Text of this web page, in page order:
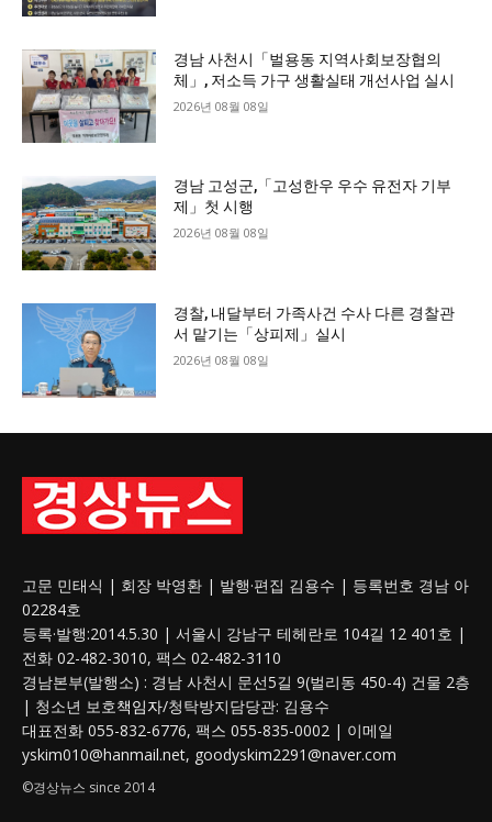
경남 사천시「벌용동 지역사회보장협의
체」, 저소득 가구 생활실태 개선사업 실시
2026년 08월 08일
경남 고성군,「고성한우 우수 유전자 기부
제」첫 시행
2026년 08월 08일
경찰, 내달부터 가족사건 수사 다른 경찰관
서 맡기는「상피제」실시
2026년 08월 08일
고문 민태식 | 회장 박영환 | 발행·편집 김용수 | 등록번호 경남 아
02284호
등록·발행:2014.5.30 | 서울시 강남구 테헤란로 104길 12 401호 |
전화 02-482-3010, 팩스 02-482-3110
경남본부(발행소) : 경남 사천시 문선5길 9(벌리동 450-4) 건물 2층
| 청소년 보호책임자/청탁방지담당관: 김용수
대표전화 055-832-6776, 팩스 055-835-0002 | 이메일
yskim010@hanmail.net, goodyskim2291@naver.com
©경상뉴스 since 2014